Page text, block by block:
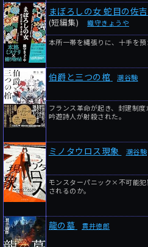
まぼろしの女 蛇目の佐
(短編集) 織守きょうや
本所一帯を縄張りに、十手を預
伯爵と三つの棺 潮谷験
フランス革命が起き、封建制
吟遊詩人が射殺された。
ミノタウロス現象 潮谷験
モンスターパニック×不可能
されるのか。
龍の墓 貫井徳郎